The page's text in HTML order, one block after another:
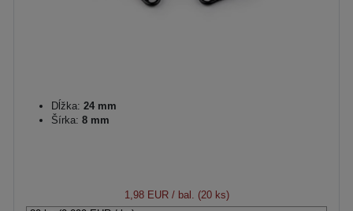
Dĺžka: 24 mm
Šírka: 8 mm
1,98 EUR/ bal. (20 ks)